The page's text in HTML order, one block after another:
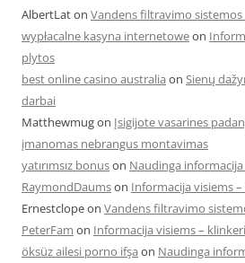
AlbertLaton Vandens filtravimo
wypłacalne kasyna internetoweon
plytos
best online casino australia on Sienų
darbai
Matthewmugon Įsigijote vasarines
įmanomas nebrangus montavimas
yatırımsız bonuson Naudinga
RaymondDaumson Informacija visiems
Ernestclopeon Vandens filtravimo
PeterFam on Informacija visiems –
öksüz ailesi porno ifşa on Naudinga